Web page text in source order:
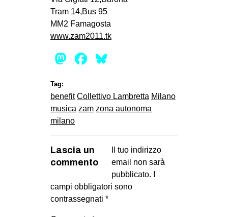
Tram 14,Bus 95
MM2 Famagosta
www.zam2011.tk
Mastodon
Facebook
Tag:
benefit Collettivo Lambretta Milano
musica zam zona autonoma
milano
Lascia un
commento
Il tuo indirizzo
email non sarà
pubblicato.
campi obbligatori sono
contrassegnati *